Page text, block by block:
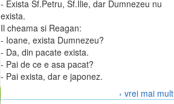
- Exista Sf.Petru, Sf.Ilie, dar Dumnezeu nu
exista.
Il cheama si Reagan:
- Ioane, exista Dumnezeu?
- Da, din pacate exista.
- Pai de ce e asa pacat?
- Pai exista, dar e japonez.
› vrei mai mult